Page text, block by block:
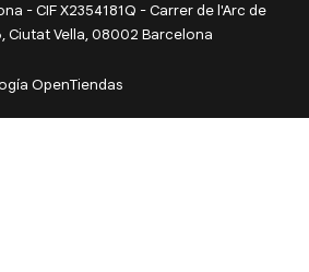
- CIF X2354181Q - Carrer de l'Arc de
Ciutat Vella, 08002 Barcelona
OpenTiendas